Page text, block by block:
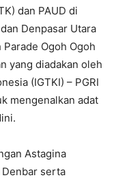
dan PAUD di
Denpasar Utara
Ogoh Ogoh
yang diadakan oleh
(IGTKI) – PGRI
mengenalkan adat
Astagina
Denbar serta